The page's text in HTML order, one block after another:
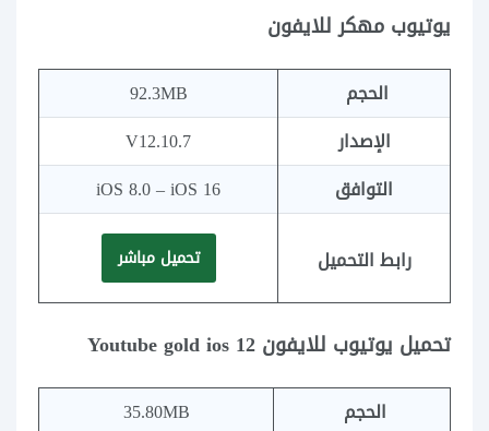
يوتيوب مهكر للايفون
الحجم
92.3MB
الإصدار
V12.10.7
التوافق
iOS 8.0 – iOS 16
رابط التحميل تحميل مباشر
تحميل يوتيوب للايفون Youtube gold ios 12
الحجم
35.80MB